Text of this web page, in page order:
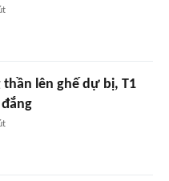
lên ghế dự bị, T1